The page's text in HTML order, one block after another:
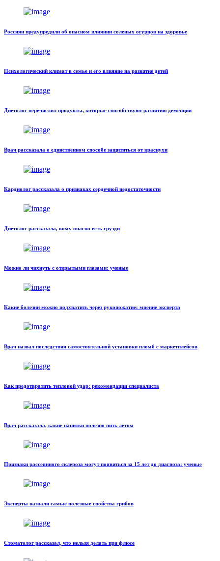
Россиян предупредили об опасном влиянии соленых огурцов на здоровье
Психологический климат в семье и его влияние на развитие детей
Диетолог перечислил продукты, которые способствуют развитию деменции
Врач рассказала о единственном способе защититься от краснухи
Кардиолог рассказала о признаках сердечной недостаточности
Диетолог рассказала, кому опасно есть грузди
Можно ли чихнуть с открытыми глазами: ученые
Какие болезни можно подхватить через рукопожатие: мнение эксперта
Врач назвал последствия самостоятельной установки пломб с маркетплейсов
Как предотвратить тепловой удар: рекомендации специалиста
Врач рассказала, какие напитки полезно пить летом
Признаки рассеянного склероза могут появиться за 15 лет до диагноза: ученые
Эксперты назвали самые полезные свойства грибов
Стоматолог рассказал, что нельзя делать при флюсе